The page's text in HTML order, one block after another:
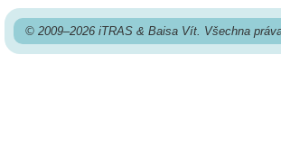
© 2009–2026 iTRAS & Baisa Vít. Všechna